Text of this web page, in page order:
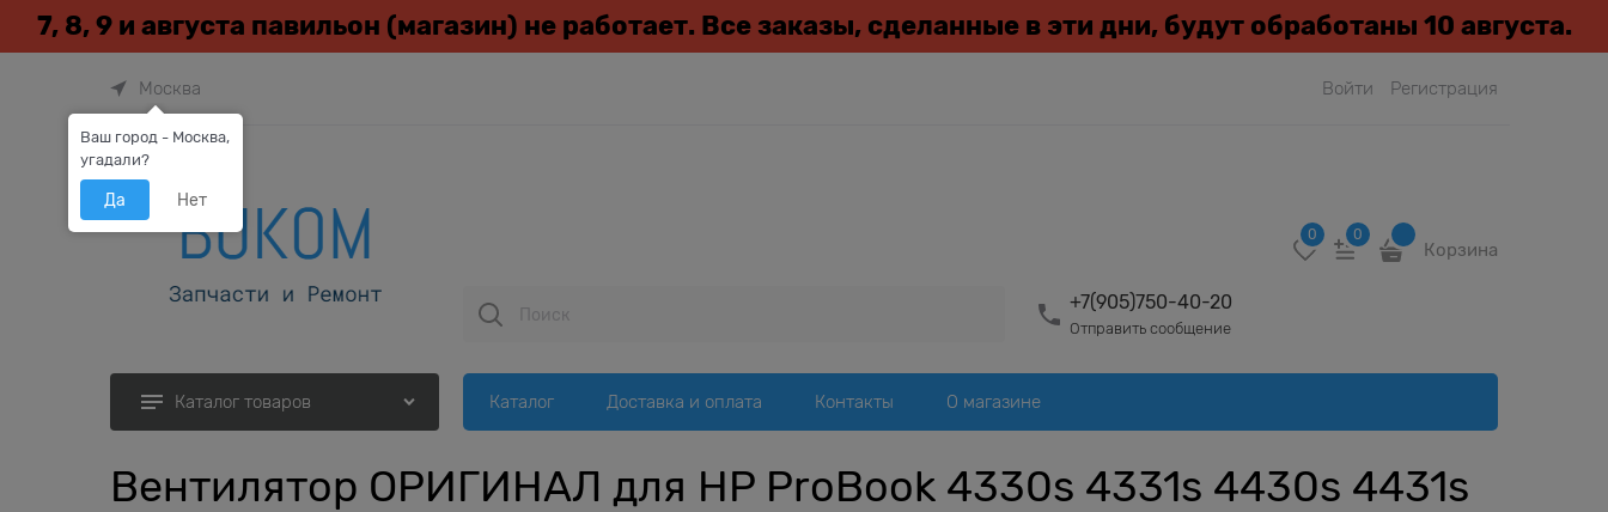
7, 8, 9 и августа павильон (магазин) не работает. Все заказы, сделанные в эти дни, будут обработаны 10 августа.
Москва Войти Регистрация
+7(905)750-40-20
Отправить сообщение
0 0
Корзина
Каталог товаров Каталог Доставка и оплата Контакты О магазине
Вентилятор ОРИГИНАЛ для HP ProBook 4330s 4331s 4430s 4431s
Ваш город - Москва,
угадали?
Да Нет